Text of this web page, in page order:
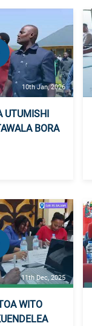
10th Jan, 2026
UTUMISHI
BORA
11th Dec, 2025
WITO